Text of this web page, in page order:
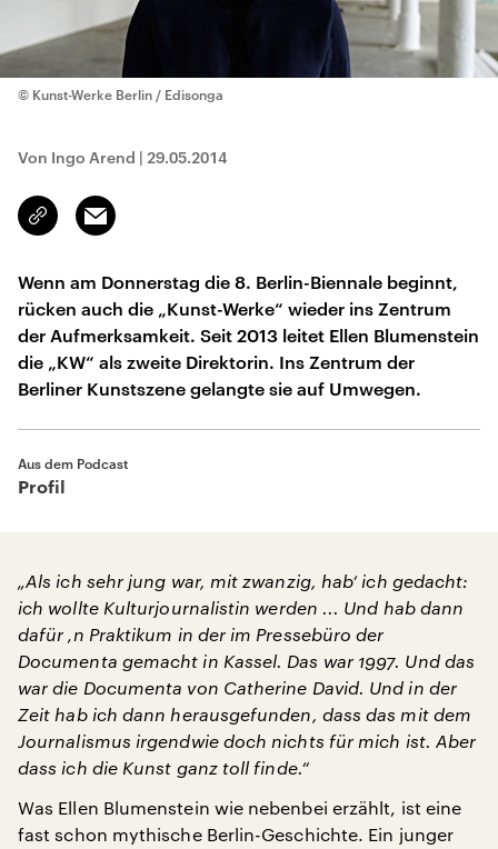
© Kunst-Werke Berlin / Edisonga
Von Ingo Arend | 29.05.2014
Link
kopieren/teilen
Email
Wenn am Donnerstag die 8. Berlin-Biennale beginnt,
rücken auch die „Kunst-Werke“ wieder ins Zentrum
der Aufmerksamkeit. Seit 2013 leitet Ellen Blumenstein
die „KW“ als zweite Direktorin. Ins Zentrum der
Berliner Kunstszene gelangte sie auf Umwegen.
Aus dem Podcast
Profil
„Als ich sehr jung war, mit zwanzig, hab‘ ich gedacht:
ich wollte Kulturjournalistin werden ... Und hab dann
dafür ‚n Praktikum in der im Pressebüro der
Documenta gemacht in Kassel. Das war 1997. Und das
war die Documenta von Catherine David. Und in der
Zeit hab ich dann herausgefunden, dass das mit dem
Journalismus irgendwie doch nichts für mich ist. Aber
dass ich die Kunst ganz toll finde.“
Was Ellen Blumenstein wie nebenbei erzählt, ist eine
fast schon mythische Berlin-Geschichte. Ein junger